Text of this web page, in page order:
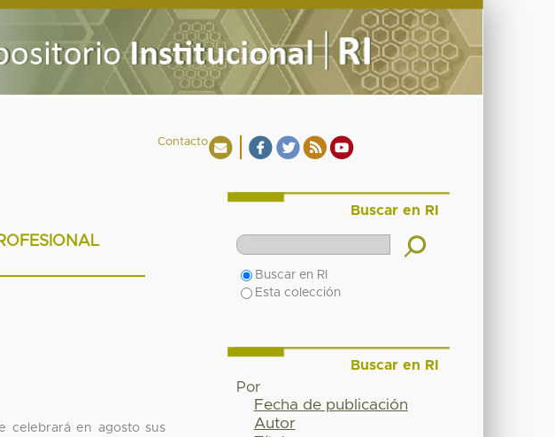
Contacto
celebrará en agosto sus
Buscar en RI
Buscar en RI
Esta colección
Buscar en RI
Por
Fecha de publicación
Autor